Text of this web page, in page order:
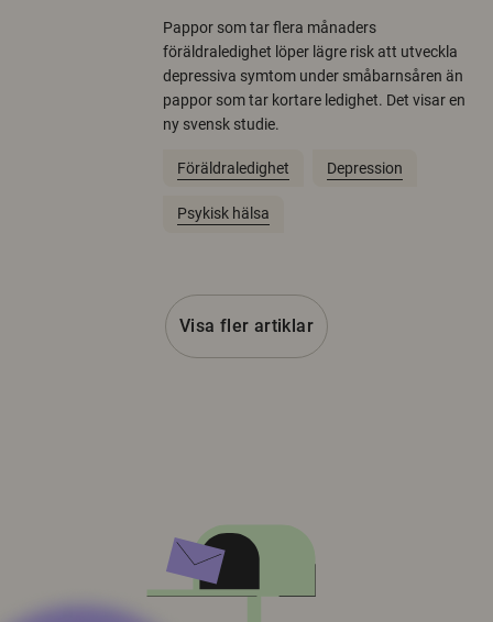
Pappor som tar flera månaders
föräldraledighet löper lägre risk att utveckla
depressiva symtom under småbarnsåren än
pappor som tar kortare ledighet. Det visar en
ny svensk studie.
Föräldraledighet Depression
Psykisk hälsa
Visa fler artiklar